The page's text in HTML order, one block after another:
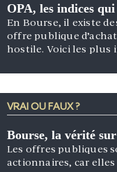
OPA, les indices
En Bourse, il existe
offre publique
hostile. Voici les
VRAI OU FAUX ?
Bourse, la vérité
Les offres publiques
actionnaires, car